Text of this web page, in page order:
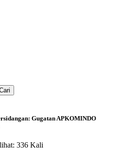
Gugatan APKOMINDO
336 Kali